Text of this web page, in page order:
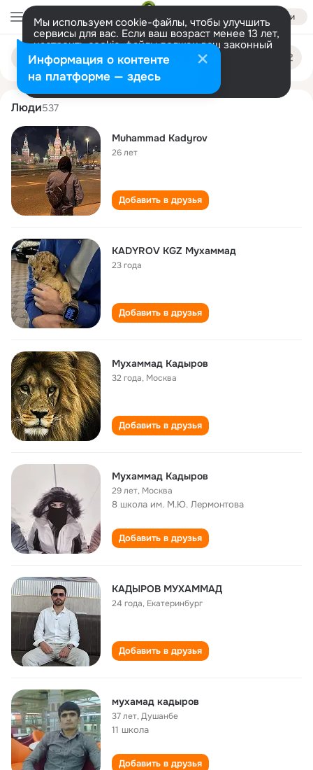
Войти
Мы используем cookie-файлы, чтобы улучшить
сервисы для вас. Если ваш возраст менее 13 лет,
настроить cookie-файлы должен ваш законный
представитель. Больше информации
Разрешить все Настроить
Поиск
людям
mukhammad kadyrov
Люди537
Muhammad Kadyrov
26 лет
Добавить в друзья
KADYROV KGZ Мухаммад
23 года
Добавить в друзья
Мухаммад Кадыров
32 года, Москва
Добавить в друзья
Мухаммад Кадыров
29 лет, Москва
8 школа им. М.Ю. Лермонтова
Добавить в друзья
КАДЫРОВ МУХАММАД
24 года, Екатеринбург
Добавить в друзья
мухамад кадыров
37 лет,Душанбе
11 школа
Добавить в друзья
Информация о контенте
на платформе — здесь